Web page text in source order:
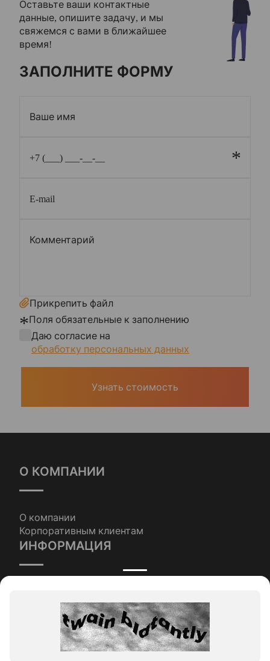
Оставьте ваши контактные
данные, опишите задачу, и мы
свяжемся с вами в ближайшее
время!
ЗАПОЛНИТЕ ФОРМУ
*
Прикрепить файл
*Поля обязательные к заполнению
Даю согласие на
обработку персональных данных
Узнать стоимость
О КОМПАНИИ
О компании
Корпоративным клиентам
ИНФОРМАЦИЯ
Условия оплаты и доставки
КОНТАКТЫ